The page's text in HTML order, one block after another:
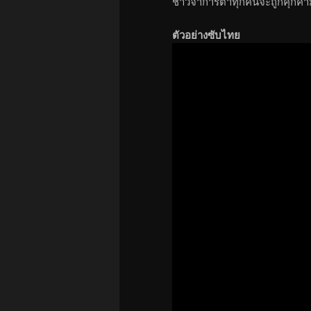
ตัวอย่างซับไทย